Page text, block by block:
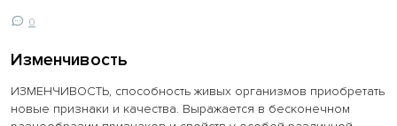
0
Изменчивость
ИЗМЕНЧИВОСТЬ, способность живых организмов приобретать
новые признаки и качества. Выражается в бесконечном